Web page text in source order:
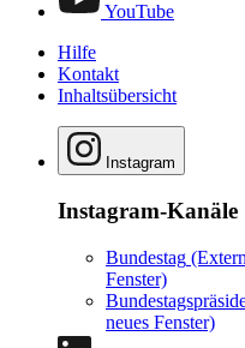
YouTube
Hilfe
Kontakt
Inhaltsübersicht
Instagram
Instagram-Kanäle
Bundestag
Fenster)
neues Fenster)